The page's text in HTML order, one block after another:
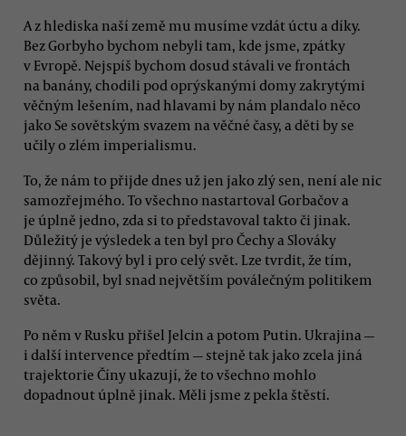
A z hlediska naší země mu musíme vzdát úctu a díky.
Bez Gorbyho bychom nebyli tam, kde jsme, zpátky
v Evropě. Nejspíš bychom dosud stávali ve frontách
na banány, chodili pod oprýskanými domy zakrytými
věčným lešením, nad hlavami by nám plandalo něco
jako Se sovětským svazem na věčné časy, a děti by se
učily o zlém imperialismu.
To, že nám to přijde dnes už jen jako zlý sen, není ale nic
samozřejmého. To všechno nastartoval Gorbačov a
je úplně jedno, zda si to představoval takto či jinak.
Důležitý je výsledek a ten byl pro Čechy a Slováky
dějinný. Takový byl i pro celý svět. Lze tvrdit, že tím,
co způsobil, byl snad největším poválečným politikem
světa.
Po něm v Rusku přišel Jelcin a potom Putin. Ukrajina —
i další intervence předtím — stejně tak jako zcela jiná
trajektorie Číny ukazují, že to všechno mohlo
dopadnout úplně jinak. Měli jsme z pekla štěstí.